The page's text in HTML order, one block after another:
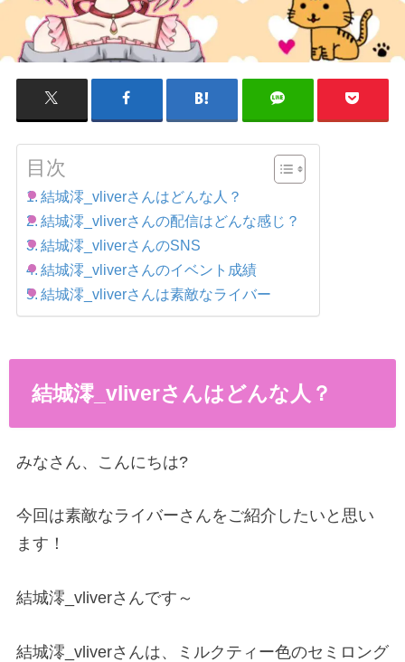
目次
結城澪_vliverさんはどんな人？
結城澪_vliverさんの配信はどんな感じ？
結城澪_vliverさんのSNS
結城澪_vliverさんのイベント成績
結城澪_vliverさんは素敵なライバー
結城澪_vliverさんはどんな人？
みなさん、こんにちは?
今回は素敵なライバーさんをご紹介したいと思い
ます！
結城澪 _vliverさんです～
結城澪 _vliverさんは、ミルクティー色のセミロング